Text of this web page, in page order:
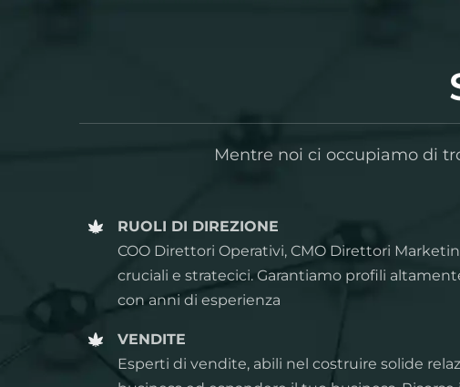
Mentre noi ci occupiamo di
RUOLI DI DIREZIONE
COO Direttori Operativi, CMO Direttori
cruciali e stratecici. Garantiamo profili
con anni di esperienza
VENDITE
Esperti di vendite, abili nel costruire solide